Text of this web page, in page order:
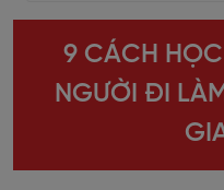
9 CÁCH
NGƯỜI ĐI